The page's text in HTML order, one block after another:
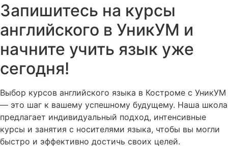
Запишитесь на курсы
английского в УникУМ и
начните учить язык уже
сегодня!
Выбор курсов английского языка в Костроме с УникУМ
— это шаг к вашему успешному будущему. Наша школа
предлагает индивидуальный подход, интенсивные
курсы и занятия с носителями языка, чтобы вы могли
быстро и эффективно достичь своих целей.